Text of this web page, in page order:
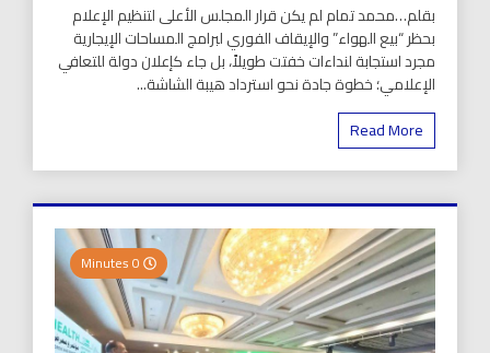
بقلم…محمد تمام لم يكن قرار المجلس الأعلى لتنظيم الإعلام
بحظر “بيع الهواء” والإيقاف الفوري لبرامج المساحات الإيجارية
مجرد استجابة لنداءات خفتت طويلاً، بل جاء كإعلان دولة للتعافي
الإعلامي؛ خطوة جادة نحو استرداد هيبة الشاشة...
Read More